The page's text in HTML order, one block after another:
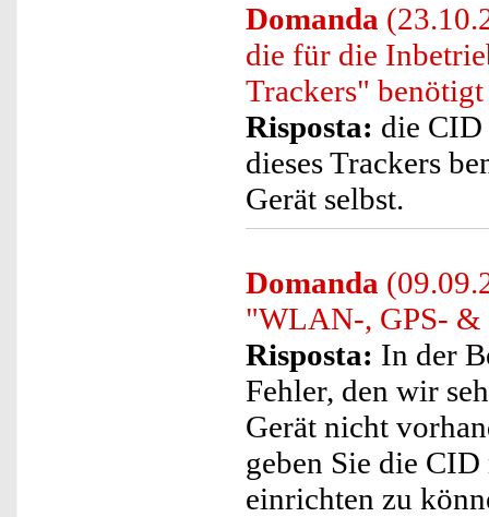
Domanda
die für die
Trackers"
Risposta: die CID
dieses Trackers
Gerät selbst.
Domanda
"WLAN-, GPS- &
Risposta: In der
Fehler, den wir
Gerät nicht
geben Sie die
einrichten zu